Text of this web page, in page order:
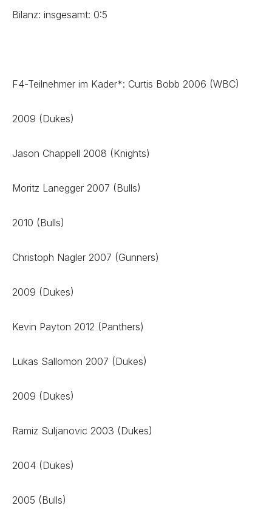
Bilanz: insgesamt: 0:5
F4-Teilnehmer im Kader*: Curtis Bobb 2006 (WBC)
2009 (Dukes)
Jason Chappell 2008 (Knights)
Moritz Lanegger 2007 (Bulls)
2010 (Bulls)
Christoph Nagler 2007 (Gunners)
2009 (Dukes)
Kevin Payton 2012 (Panthers)
Lukas Sallomon 2007 (Dukes)
2009 (Dukes)
Ramiz Suljanovic 2003 (Dukes)
2004 (Dukes)
2005 (Bulls)